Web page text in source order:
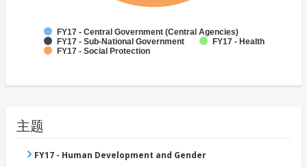
FY17 - Central Government (Central Agencies)
FY17 - Sub-National Government
FY17 - Health
FY17 - Social Protection
主题
FY17 - Human Development and Gender